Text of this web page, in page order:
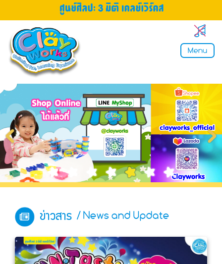
Menu
ข่าวสาร / News and Update